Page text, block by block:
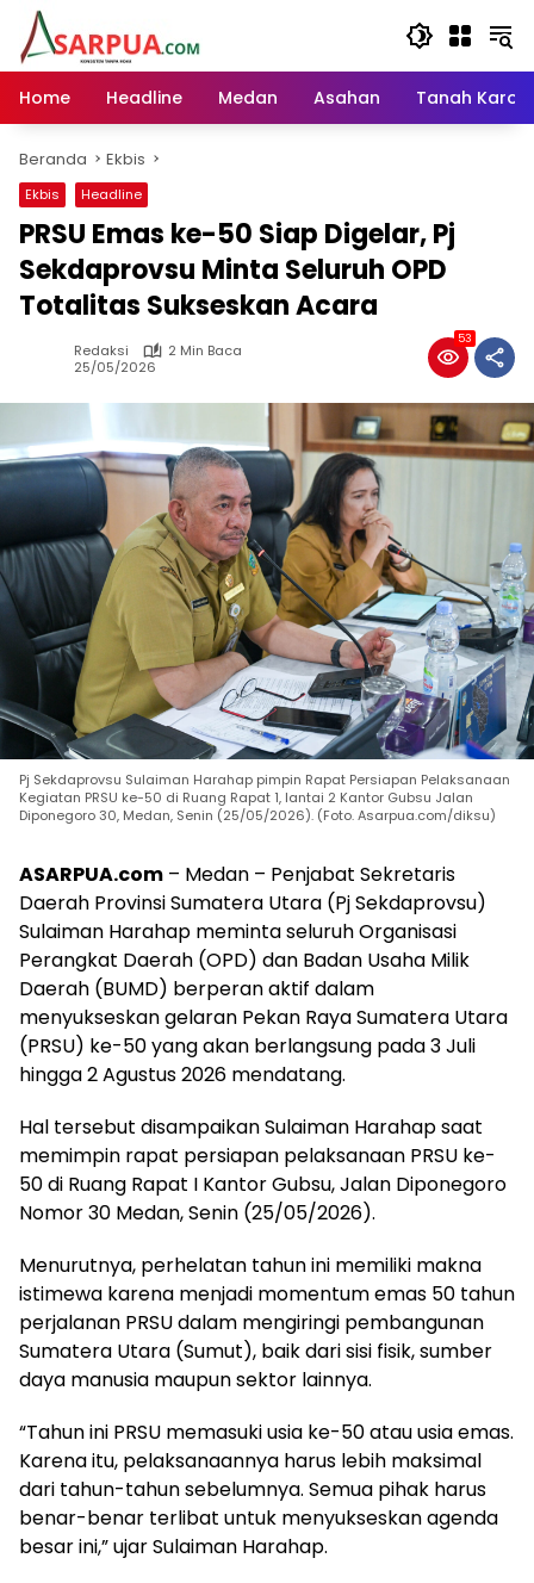
Langsung
konten
Home
Headline Medan Asahan Tanah Karo
Beranda Ekbis
Ekbis Headline
PRSU Emas ke-50 Siap Digelar, Pj
Sekdaprovsu Minta Seluruh OPD
Totalitas Sukseskan Acara
Redaksi
2 Min Baca
25/05/2026
53
Pj Sekdaprovsu Sulaiman Harahap pimpin Rapat Persiapan Pelaksanaan
Kegiatan PRSU ke-50 di Ruang Rapat 1, lantai 2 Kantor Gubsu Jalan
Diponegoro 30, Medan, Senin (25/05/2026). (Foto. Asarpua.com/diksu)
ASARPUA.com – Medan – Penjabat Sekretaris
Daerah Provinsi Sumatera Utara (Pj Sekdaprovsu)
Sulaiman Harahap meminta seluruh Organisasi
Perangkat Daerah (OPD) dan Badan Usaha Milik
Daerah (BUMD) berperan aktif dalam
menyukseskan gelaran Pekan Raya Sumatera Utara
(PRSU) ke-50 yang akan berlangsung pada 3 Juli
hingga 2 Agustus 2026 mendatang.
Hal tersebut disampaikan Sulaiman Harahap saat
memimpin rapat persiapan pelaksanaan PRSU ke-
50 di Ruang Rapat I Kantor Gubsu, Jalan Diponegoro
Nomor 30 Medan, Senin (25/05/2026).
Menurutnya, perhelatan tahun ini memiliki makna
istimewa karena menjadi momentum emas 50 tahun
perjalanan PRSU dalam mengiringi pembangunan
Sumatera Utara (Sumut), baik dari sisi fisik, sumber
daya manusia maupun sektor lainnya.
“Tahun ini PRSU memasuki usia ke-50 atau usia emas.
Karena itu, pelaksanaannya harus lebih maksimal
dari tahun-tahun sebelumnya. Semua pihak harus
benar-benar terlibat untuk menyukseskan agenda
besar ini,” ujar Sulaiman Harahap.